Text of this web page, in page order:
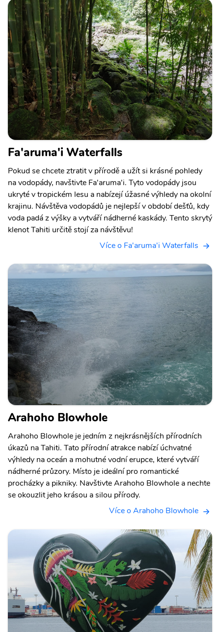
Fa'aruma'i Waterfalls
Pokud se chcete ztratit v přírodě a užít si krásné pohledy
na vodopády, navštivte Fa'aruma'i. Tyto vodopády jsou
ukryté v tropickém lesu a nabízejí úžasné výhledy na okolní
krajinu. Návštěva vodopádů je nejlepší v období dešťů, kdy
voda padá z výšky a vytváří nádherné kaskády. Tento skrytý
klenot Tahiti určitě stojí za návštěvu!
Více o Fa'aruma'i Waterfalls
Arahoho Blowhole
Arahoho Blowhole je jedním z nejkrásnějších přírodních
úkazů na Tahiti. Tato přírodní atrakce nabízí úchvatné
výhledy na oceán a mohutné vodní erupce, které vytváří
nádherné průzory. Místo je ideální pro romantické
procházky a pikniky. Navštivte Arahoho Blowhole a nechte
se okouzlit jeho krásou a silou přírody.
Více o Arahoho Blowhole